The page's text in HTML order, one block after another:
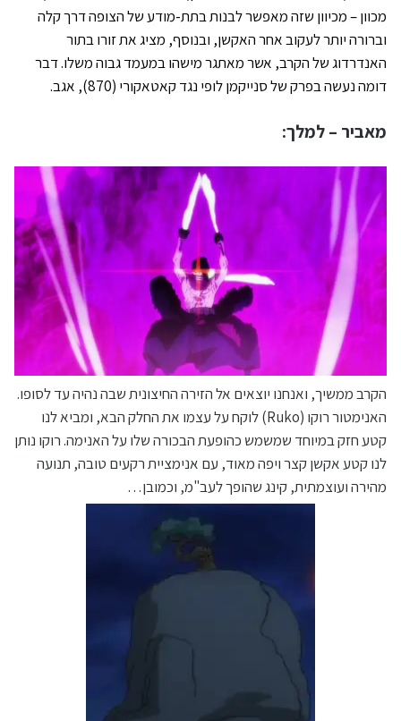
מכוון – מכיוון שזה מאפשר לבנות בתת-מודע של הצופה דרך קלה
וברורה יותר לעקוב אחר האקשן, ובנוסף, מציג את זורו בתור
האנדרדוג של הקרב, אשר מאתגר מישהו במעמד גבוה משלו. דבר
דומה נעשה בפרק של סנייקמן לופי נגד קאטאקורי (870), אגב.
מאביר – למלך:
הקרב ממשיך, ואנחנו יוצאים אל הזירה החיצונית שבה נהיה עד לסופו.
האנימטור רוקו (Ruko) לוקח על עצמו את החלק הבא, ומביא לנו
קטע חזק במיוחד שמשמש כהופעת הבכורה שלו על האנימה. רוקו נותן
לנו קטע אקשן קצר ויפה מאוד, עם אנימציית רקעים טובה, תנועה
מהירה ועוצמתית, קינג שהופך לעב"מ, וכמובן…